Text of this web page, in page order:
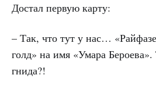
Достал первую карту:
– Так, что тут у нас…
голд» на имя «Умара
гнида?!